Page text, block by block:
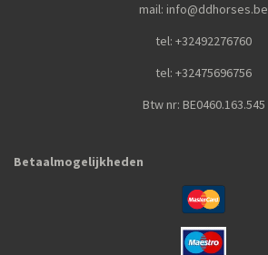
mail: info@ddhorses.be
tel: +32492276760
tel: +32475696756
Btw nr: BE0460.163.545
Betaalmogelijkheden